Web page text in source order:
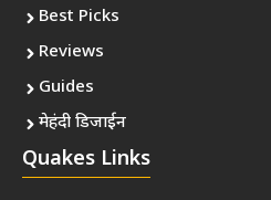
Best Picks
Reviews
Guides
मेहंदी डिजाईन
Quakes Links